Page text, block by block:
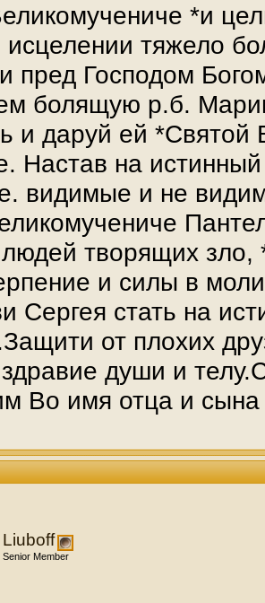
*и
исцелении тяжело
пред Господом
болящую р.б.
и даруй ей *Святой
Настав на
видимые и не
творящих зло,
и силы в
Сергея стать на
от плохих
души и
Во имя отца и
Liuboff
Senior Member